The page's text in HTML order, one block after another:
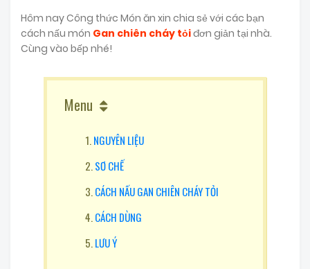
Hôm nay Công thức Món ăn xin chia sẻ với các bạn
cách nấu món Gan chiên cháy tỏiđơn giản tại nhà.
Cùng vào bếp nhé!
Menu
NGUYÊN LIỆU
SƠ CHẾ
CÁCH NẤU GAN CHIÊN CHÁY TỎI
CÁCH DÙNG
LƯU Ý